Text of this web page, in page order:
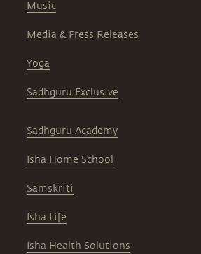
Music
Media & Press Releases
Yoga
Sadhguru Exclusive
Sadhguru Academy
Isha Home School
Samskriti
Isha Life
Isha Health Solutions